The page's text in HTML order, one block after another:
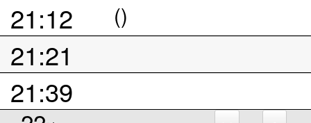
21:12
()
21:21
21:39